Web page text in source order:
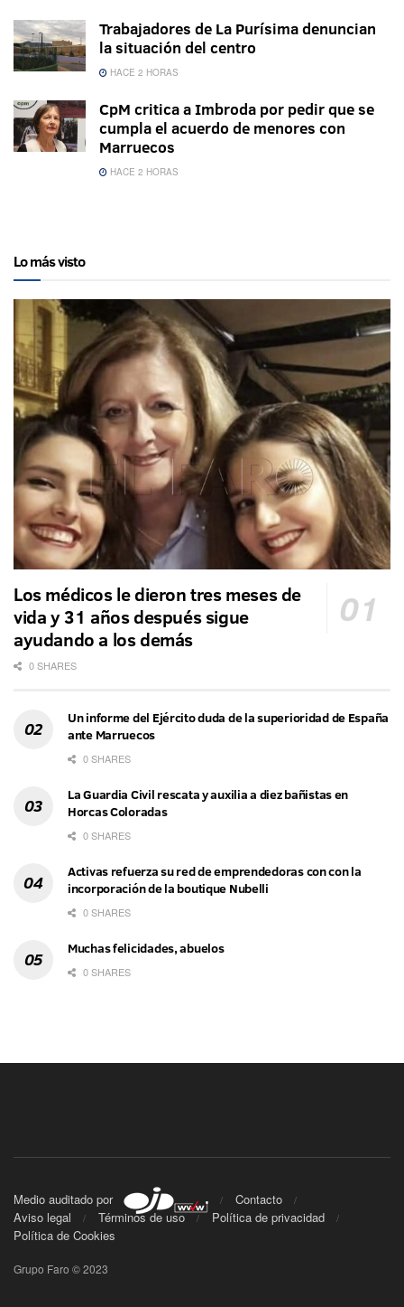
Trabajadores de La Purísima denuncian
la situación del centro
HACE 2 HORAS
CpM critica a Imbroda por pedir que se
cumpla el acuerdo de menores con
Marruecos
HACE 2 HORAS
Lo más visto
Los médicos le dieron tres meses de
vida y 31 años después sigue
ayudando a los demás
0 SHARES
Un informe del Ejército duda de la superioridad de España
ante Marruecos
0 SHARES
La Guardia Civil rescata y auxilia a diez bañistas en
Horcas Coloradas
0 SHARES
Activas refuerza su red de emprendedoras con con la
incorporación de la boutique Nubelli
0 SHARES
Muchas felicidades, abuelos
0 SHARES
Medio auditado por
Contacto
Aviso legal
Términos de uso
Política de privacidad
Política de Cookies
Grupo Faro © 2023